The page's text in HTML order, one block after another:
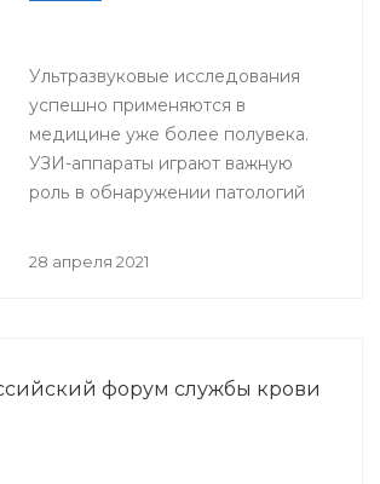
Ультразвуковые исследования
успешно применяются в
медицине уже более полувека.
УЗИ-аппараты играют важную
роль в обнаружении патологий
28 апреля 2021
форум службы крови